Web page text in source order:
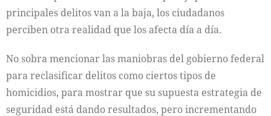
principales delitos van a la baja, los ciudadanos
perciben otra realidad que los afecta día a día.
No sobra mencionar las maniobras del gobierno federal
para reclasificar delitos como ciertos tipos de
homicidios, para mostrar que su supuesta estrategia de
seguridad está dando resultados, pero incrementando